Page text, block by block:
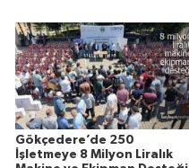
Gökçedere’de 250
İşletmeye 8 Milyon Liralık